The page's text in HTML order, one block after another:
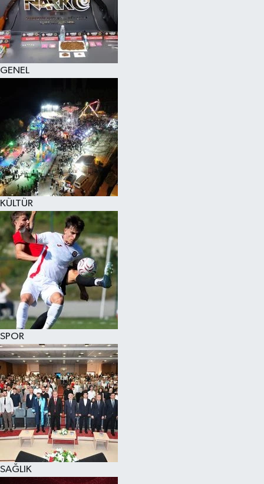
GENEL
KÜLTÜR
SPOR
SAĞLIK
KÜLTÜR SANAT
MAGAZİN
SAĞLIK
SİYASET
SPOR
TEKNOLOJİ
VİZYONDAKİLER
YAŞAM